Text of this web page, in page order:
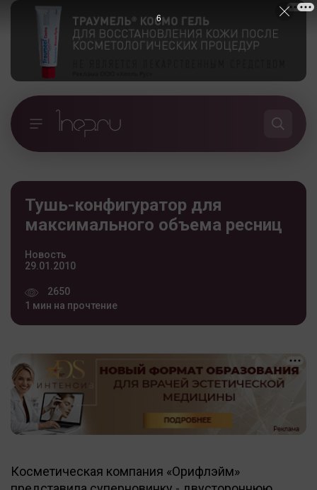
Тушь-конфигуратор для
максимального объема ресниц
Новость
29.01.2010
2650
1 мин на прочтение
Косметическая компания «Орифлэйм»
5